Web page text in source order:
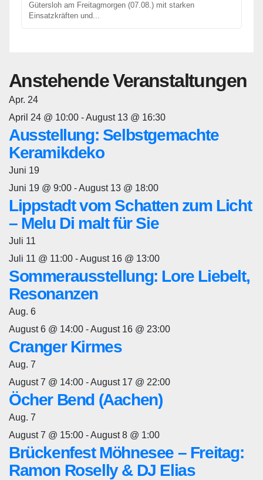
Gütersloh am Freitagmorgen (07.08.) mit starken
Einsatzkräften und...
Anstehende Veranstaltungen
Apr. 24
April 24 @ 10:00 -August 13 @ 16:30
Ausstellung: Selbstgemachte
Keramikdeko
Juni 19
Juni 19 @ 9:00 -August 13 @ 18:00
Lippstadt vom Schatten zum Licht
– Melu Di malt für Sie
Juli 11
Juli 11 @ 11:00 -August 16 @ 13:00
Sommerausstellung: Lore Liebelt,
Resonanzen
Aug. 6
August 6 @ 14:00 -August 16 @ 23:00
Cranger Kirmes
Aug. 7
August 7 @ 14:00 -August 17 @ 22:00
Öcher Bend (Aachen)
Aug. 7
August 7 @ 15:00 -August 8 @ 1:00
Brückenfest Möhnesee – Freitag:
Ramon Roselly & DJ Elias